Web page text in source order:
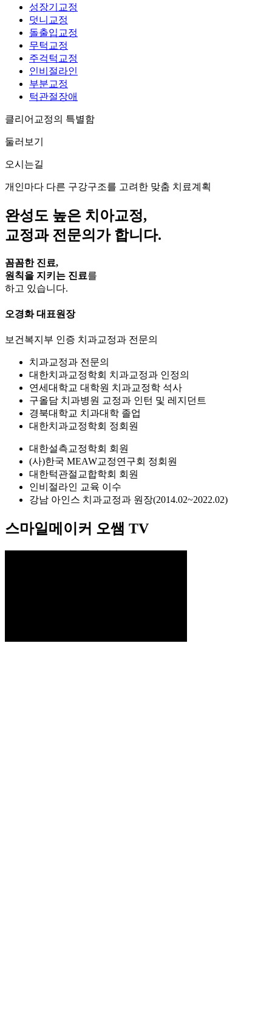
성장기교정
덧니교정
돌출입교정
무턱교정
주걱턱교정
인비절라인
부분교정
턱관절장애
클리어교정의 특별함
둘러보기
오시는길
개인마다 다른 구강구조를 고려한 맞춤 치료계획
완성도 높은 치아교정,
교정과 전문의 가 합니다.
꼼꼼한 진료,
원칙을 지키는 진료를
하고 있습니다.
오경화대표원장
보건복지부 인증 치과교정과 전문의
치과교정과 전문의
대한치과교정학회 치과교정과 인정의
연세대학교 대학원 치과교정학 석사
구올담 치과병원 교정과 인턴 및 레지던트
경북대학교 치과대학 졸업
대한치과교정학회 정회원
대한설측교정학회 회원
(사)한국 MEAW교정연구회 정회원
대한턱관절교합학회 회원
인비절라인 교육 이수
강남 아인스 치과교정과 원장(2014.02~2022.02)
스마일메이커 오쌤 TV